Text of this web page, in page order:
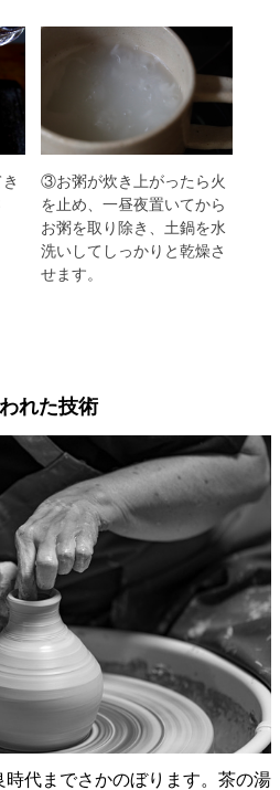
③お粥が炊き上がったら火
を止め、一昼夜置いてから
お粥を取り除き、土鍋を水
洗いしてしっかりと乾燥さ
せます。
れた技術
代までさかのぼります。茶の湯